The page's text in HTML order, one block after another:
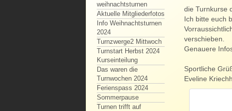
weihnachtsturnen
Aktuelle Mitgliederfotos
Info Weihnachtsturnen
2024
Turnzwerge2 Mittwoch
Turnstart Herbst 2024
Kurseinteilung
Das waren die
Turnwochen 2024
Ferienspass 2024
Sommerpause
Turnen trifft auf
die Turnkurse
Ich bitte euch
verschieben.
Genauere
Sportliche
Eveline